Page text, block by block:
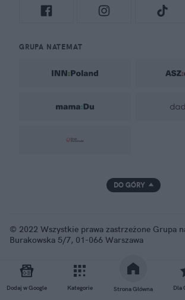
Dodaj w Google Kategorie Strona Główna Dla
GRUPA NATEMAT
DO GÓRY
© 2022 Wszystkie prawa zastrzeżone Grupa
Burakowska 5/7, 01-066 Warszawa